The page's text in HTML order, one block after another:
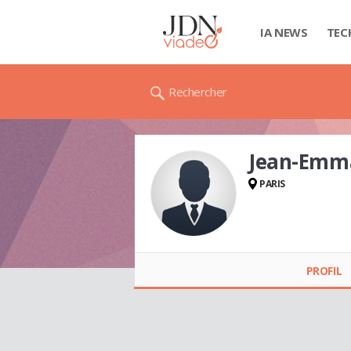
IA NEWS
Rechercher
Jean-
PARIS
PROFIL